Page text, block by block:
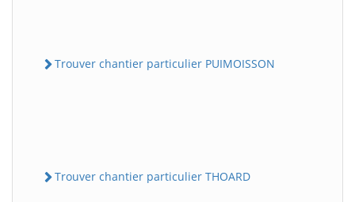
Trouver chantier particulier PUIMOISSON
Trouver chantier particulier THOARD